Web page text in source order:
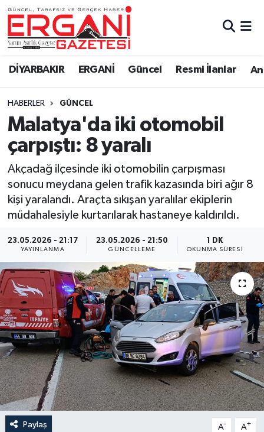
DİYARBAKIR ERGANİ Güncel Resmi İlanlar
HABERLER GÜNCEL
Malatya'da iki otomobil
çarpıştı: 8 yaralı
Akçadağ ilçesinde iki otomobilin çarpışması
sonucu meydana gelen trafik kazasında biri ağır 8
kişi yaralandı. Araçta sıkışan yaralılar ekiplerin
müdahalesiyle kurtarılarak hastaneye kaldırıldı.
23.05.2026 - 21:17
YAYINLANMA
23.05.2026 - 21:50
GÜNCELLEME
1 DK
OKUNMA SÜRESI
Paylaş A- A+
DİYARBAKIR
BİSMİL
BAĞLAR
ERGANİ
Güncel
Eği̇ti̇m
Resmi İlanlar
Sağlık
Yaşam
Anali̇z
Bi̇li̇m & Teknoloji̇
Dünya
Eği̇ti̇m
Ergani Nöbetçi Eczaneler
Ergani Hava Durumu
Ergani Trafik Yoğunluk Haritası
Süper Lig Puan Durumu ve Fikstür
Tüm Manşetler
Son Dakika Haberleri